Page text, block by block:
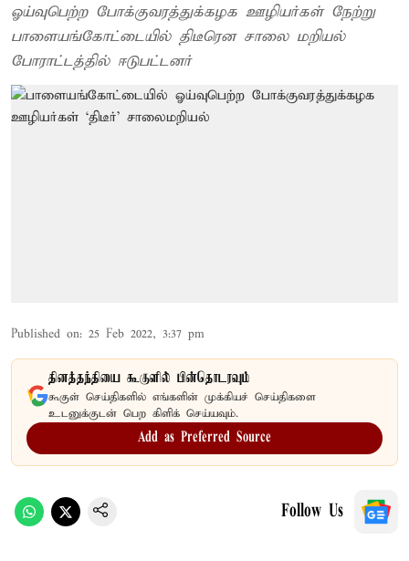
ஓய்வுபெற்ற போக்குவரத்துக்கழக ஊழியர்கள் நேற்று
பாளையங்கோட்டையில் திடீரென சாலை மறியல்
போராட்டத்தில் ஈடுபட்டனர்
Published on: 25 Feb 2022, 3:37 pm
தினத்தந்தியை கூகுளில் பின்தொடரவும்
கூகுள் செய்திகளில் எங்களின் முக்கியச் செய்திகளை
உடனுக்குடன் பெற கிளிக் செய்யவும்.
Add as Preferred Source
Follow Us